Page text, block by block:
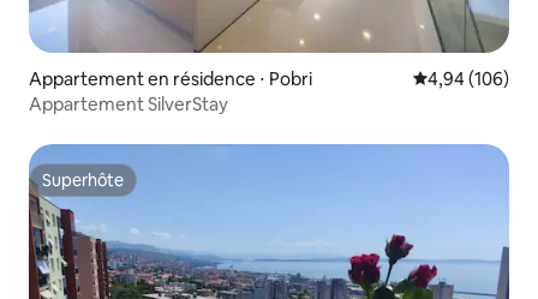
Appartement en résidence ⋅ Pobri Évaluation
4,94 (106)
Appartement SilverStay
Superhôte
Superhôte